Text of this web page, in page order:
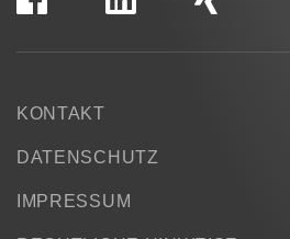
KONTAKT
DATENSCHUTZ
IMPRESSUM